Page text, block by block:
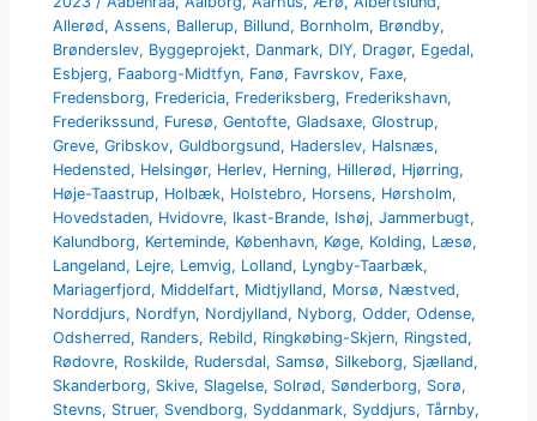
Allerød,Assens, Ballerup, Billund, Bornholm, Brøndby,
Brønderslev, Byggeprojekt, Danmark, DIY, Dragør, Egedal,
Esbjerg, Faaborg-Midtfyn, Fanø, Favrskov, Faxe,
Fredensborg, Fredericia, Frederiksberg, Frederikshavn,
Frederikssund, Furesø,Gentofte,Gladsaxe,Glostrup,
Greve,Gribskov,Guldborgsund, Haderslev, Halsnæs,
Hedensted, Helsingør, Herlev, Herning, Hillerød, Hjørring,
Høje-Taastrup, Holbæk, Holstebro, Horsens, Hørsholm,
Hovedstaden, Hvidovre, Ikast-Brande, Ishøj,Jammerbugt,
Kalundborg, Kerteminde, København, Køge, Kolding, Læsø,
Langeland, Lejre, Lemvig, Lolland, Lyngby-Taarbæk,
Mariagerfjord, Middelfart, Midtjylland, Morsø, Næstved,
Norddjurs, Nordfyn, Nordjylland, Nyborg,Odder,Odense,
Odsherred, Randers, Rebild, Ringkøbing-Skjern, Ringsted,
Rødovre, Roskilde, Rudersdal, Samsø, Silkeborg, Sjælland,
Skanderborg, Skive, Slagelse, Solrød, Sønderborg, Sorø,
Stevns, Struer, Svendborg, Syddanmark, Syddjurs,Tårnby,